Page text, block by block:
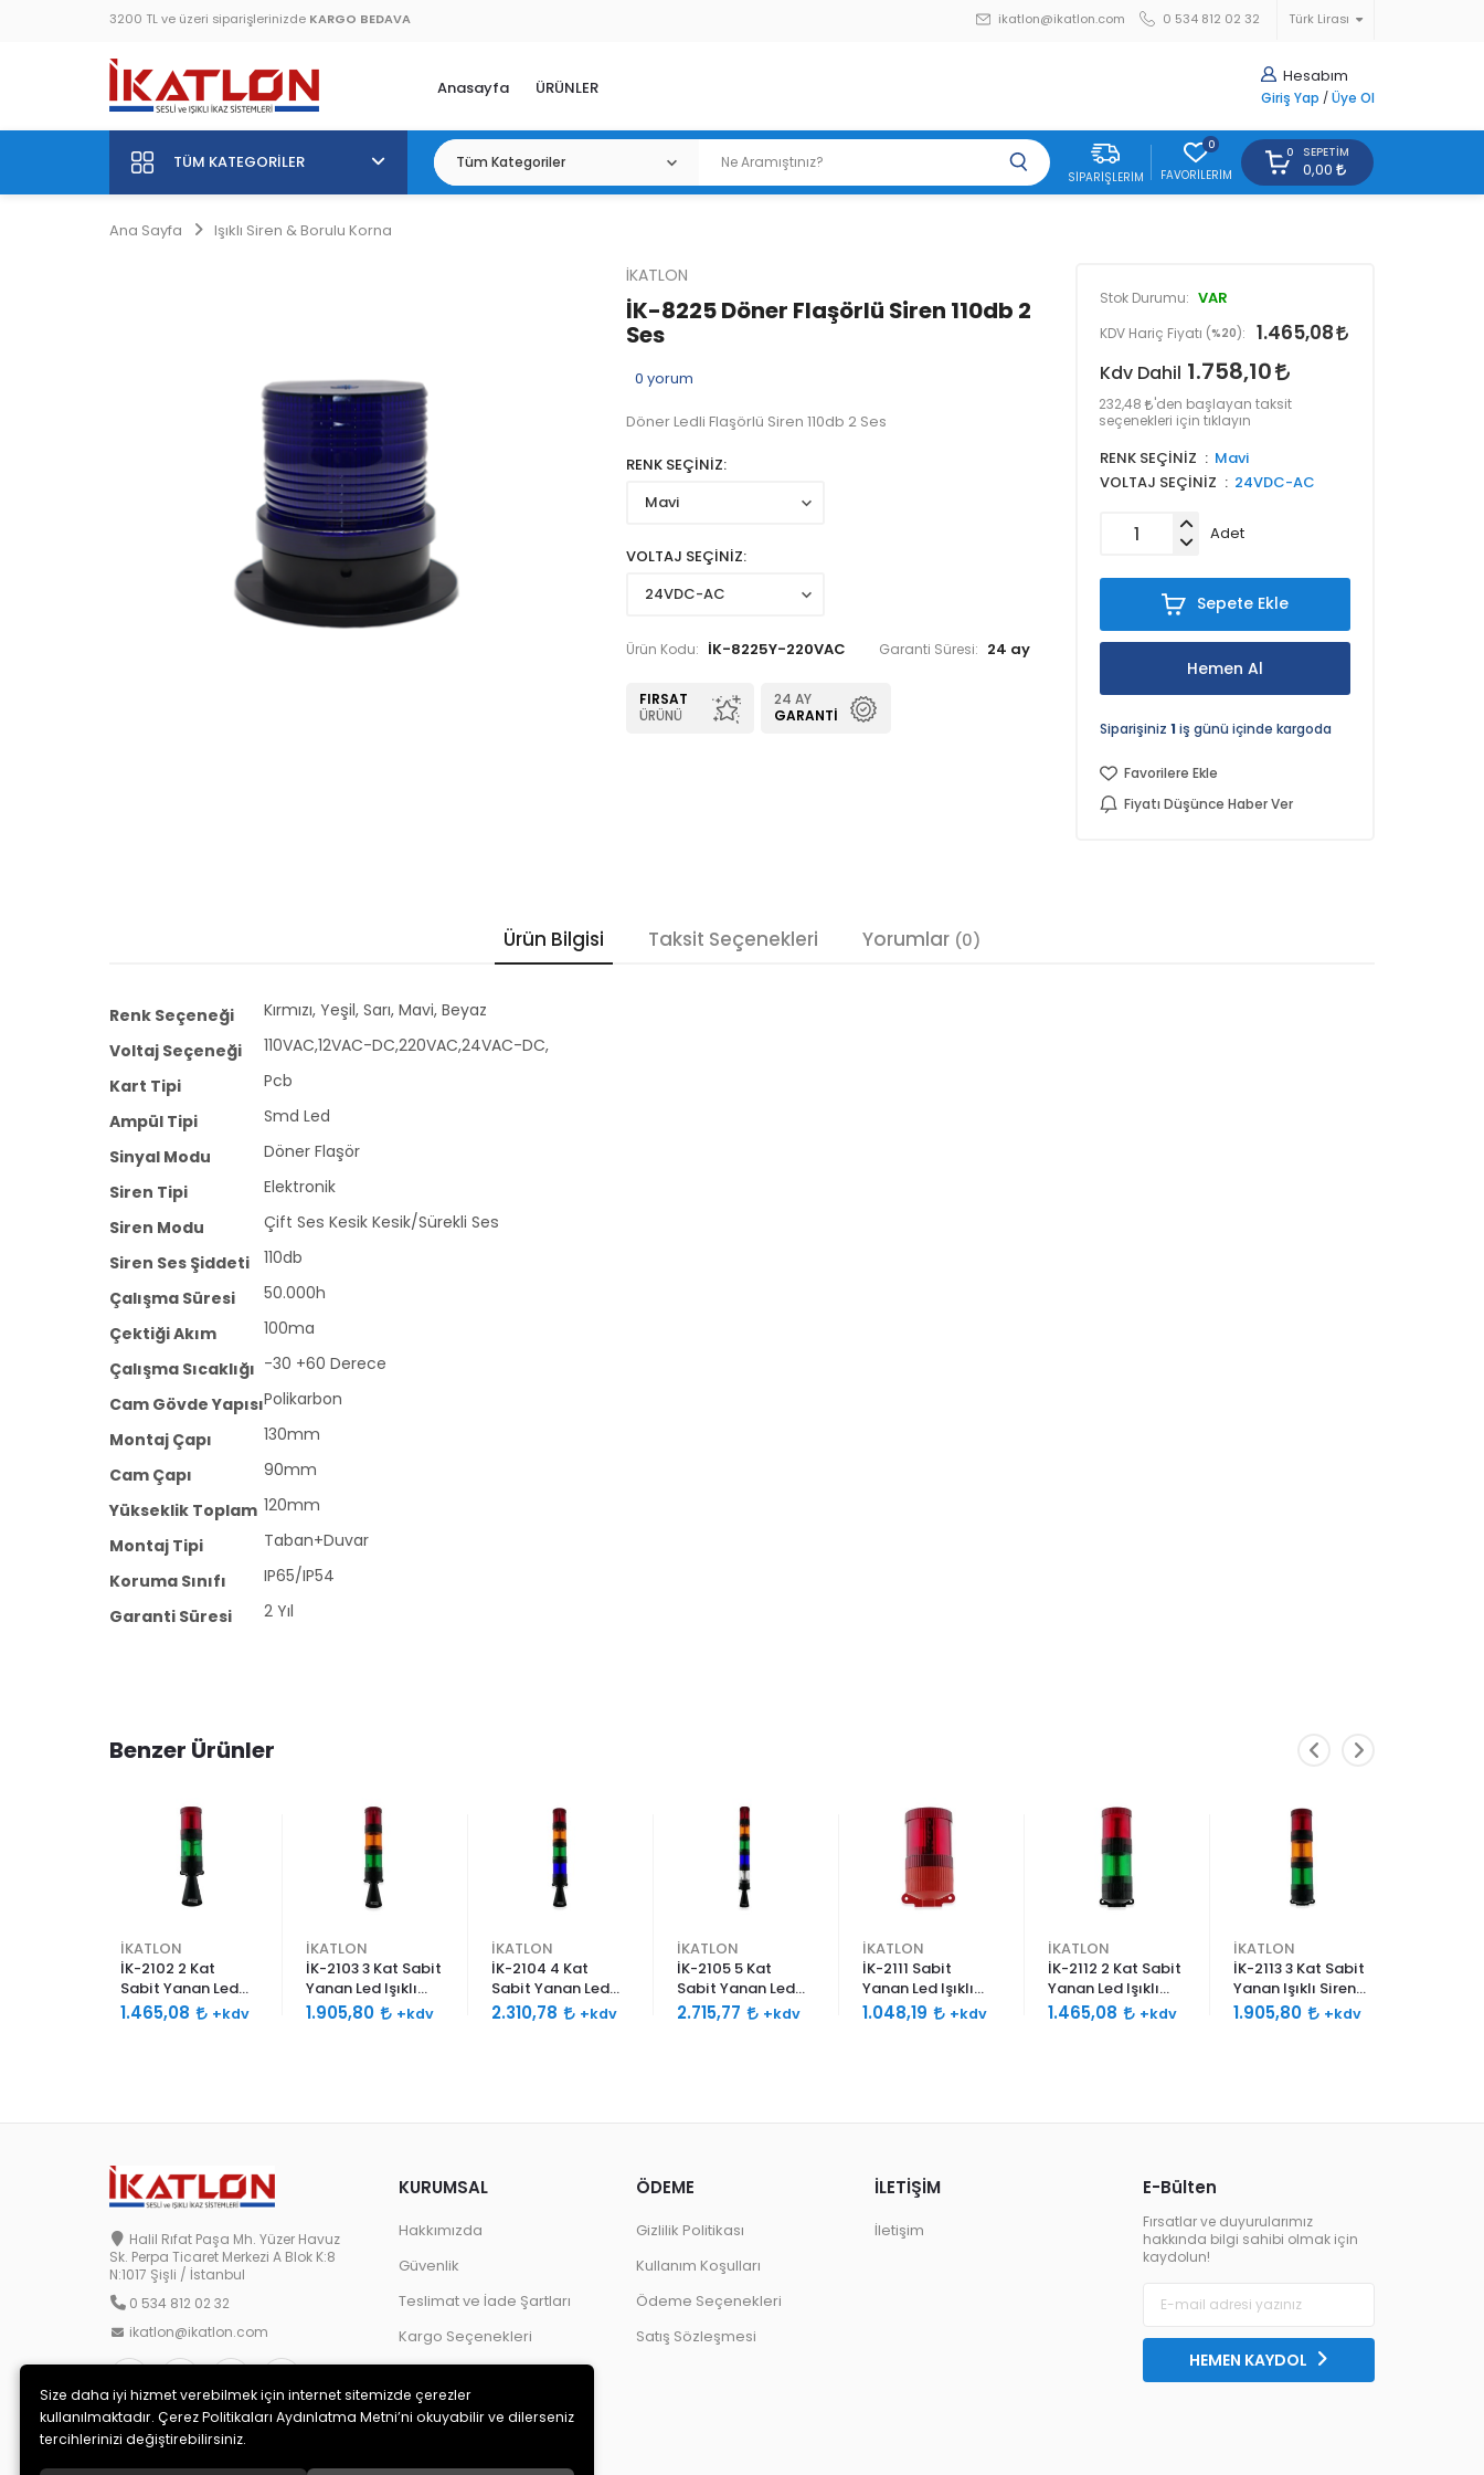
3200 TL ve üzeri siparişlerinizde KARGO BEDAVA Türk Lirası
ikatlon@ikatlon.com 0 534 812 02 32
Hesabım
Giriş Yap / Üye Ol
Anasayfa ÜRÜNLER
TÜM KATEGORILER
SIPARIŞLERIM
0
FAVORILERIM
0 SEPETIM
0,00
Ana Sayfa Işıklı Siren & Borulu Korna
İKATLON
İK-8225 Döner Flaşörlü Siren 110db 2
Ses
0 yorum
Döner Ledli Flaşörlü Siren 110db 2 Ses
RENK SEÇİNİZ
VOLTAJ SEÇİNİZ
Ürün Kodu: İK-8225Y-220VAC Garanti Süresi: 24 ay
FIRSAT
ÜRÜNÜ
24 AY
GARANTI
Stok Durumu: VAR
KDV Hariç Fiyatı (%20 ): 1.465,08
Kdv Dahil 1.758,10
232,48
'den başlayan taksit
seçenekleri için tıklayın
RENK SEÇİNİZ
Mavi
VOLTAJ SEÇİNİZ
24VDC-AC
Adet
Sepete Ekle
Hemen Al
Siparişiniz1 iş günü içinde kargoda
Favorilere Ekle
Fiyatı Düşünce Haber Ver
Ürün Bilgisi Taksit Seçenekleri Yorumlar (0)
Renk Seçeneği Kırmızı, Yeşil, Sarı, Mavi, Beyaz
Voltaj Seçeneği 110VAC,12VAC-DC,220VAC,24VAC-DC,
Kart Tipi Pcb
Ampül Tipi Smd Led
Sinyal Modu Döner Flaşör
Siren Tipi Elektronik
Siren Modu Çift Ses Kesik Kesik/Sürekli Ses
Siren Ses Şiddeti 110db
Çalışma Süresi 50.000h
Çektiği Akım 100ma
Çalışma Sıcaklığı -30 +60 Derece
Cam Gövde Yapısı Polikarbon
Montaj Çapı 130mm
Cam Çapı 90mm
Yükseklik Toplam 120mm
Montaj Tipi Taban+Duvar
Koruma Sınıfı IP65/IP54
Garanti Süresi 2 Yıl
Benzer Ürünler
İKATLON
İK-2102 2 Kat
Sabit Yanan Led
Işıklı Siren 120db
1.465,08 +kdv
İKATLON
İK-2103 3 Kat Sabit
Yanan Led Işıklı
Siren 120db Çift
1.905,80 +kdv
İKATLON
İK-2104 4 Kat
Sabit Yanan Led
Işıklı Siren 120db
2.310,78 +kdv
İKATLON
İK-2105 5 Kat
Sabit Yanan Led
Işıklı Siren 120db
2.715,77 +kdv
İKATLON
İK-2111 Sabit
Yanan Led Işıklı
Siren 120db Çift
1.048,19 +kdv
İKATLON
İK-2112 2 Kat Sabit
Yanan Led Işıklı
Siren 120db Çift
1.465,08 +kdv
İKATLON
İK-2113 3 Kat Sabit
Yanan Işıklı Siren
120db Çift Sesli
1.905,80 +kdv
Halil Rıfat Paşa Mh. Yüzer Havuz
Sk. Perpa Ticaret Merkezi A Blok K:8
N:1017 Şişli / İstanbul
0 534 812 02 32
ikatlon@ikatlon.com
E-Bülten
Fırsatlar ve duyurularımız
hakkında bilgi sahibi olmak için
kaydolun!
HEMEN KAYDOL
KURUMSAL
Hakkımızda
Güvenlik
Teslimat ve İade Şartları
Kargo Seçenekleri
ÖDEME
Gizlilik Politikası
Kullanım Koşulları
Ödeme Seçenekleri
Satış Sözleşmesi
İLETİŞİM
İletişim
Size daha iyi hizmet verebilmek için internet sitemizde çerezler
kullanılmaktadır. Çerez Politikaları Aydınlatma Metni’ni okuyabilir ve dilerseniz
tercihlerinizi değiştirebilirsiniz.